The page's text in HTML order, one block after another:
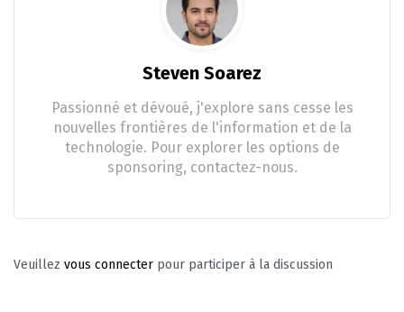
Steven Soarez
Passionné et dévoué, j'explore sans cesse les
nouvelles frontières de l'information et de la
technologie. Pour explorer les options de
sponsoring, contactez-nous.
Veuillez vous connecter pour participer à la discussion